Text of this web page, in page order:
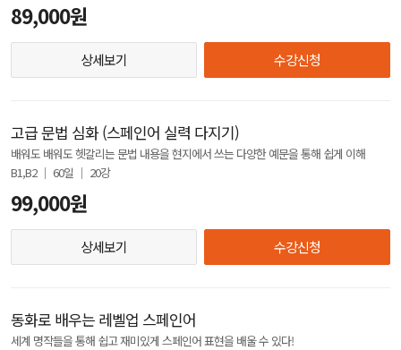
89,000원
상세보기 수강신청
고급 문법 심화 (스페인어 실력 다지기)
배워도 배워도 헷갈리는 문법 내용을 현지에서 쓰는 다양한 예문을 통해 쉽게 이해
B1,B2 │ 60일 │ 20강
99,000원
상세보기 수강신청
동화로 배우는 레벨업 스페인어
세계 명작들을 통해 쉽고 재미있게 스페인어 표현을 배울 수 있다!